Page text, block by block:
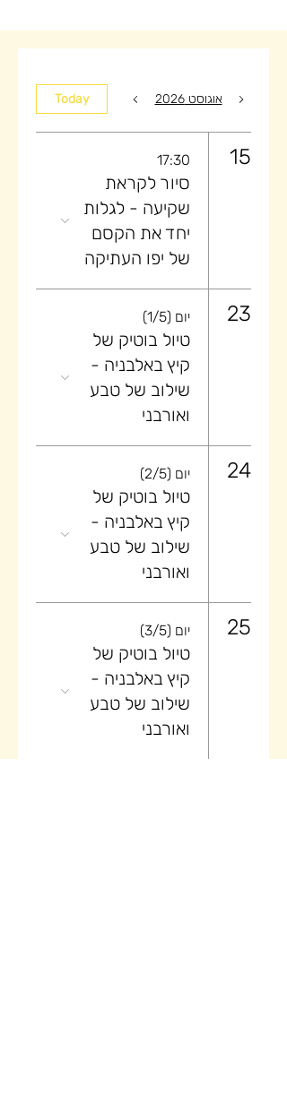
אוגוסט 2026 Today
15
17:30
סיור לקראת
שקיעה ​- לגלות
יחד את הקסם
של יפו העתיקה
23 יום (1/5)
טיול בוטיק של
קיץ באלבניה -
שילוב של טבע
ואורבני
24 יום (2/5)
טיול בוטיק של
קיץ באלבניה -
שילוב של טבע
ואורבני
25 יום (3/5)
טיול בוטיק של
קיץ באלבניה -
שילוב של טבע
ואורבני